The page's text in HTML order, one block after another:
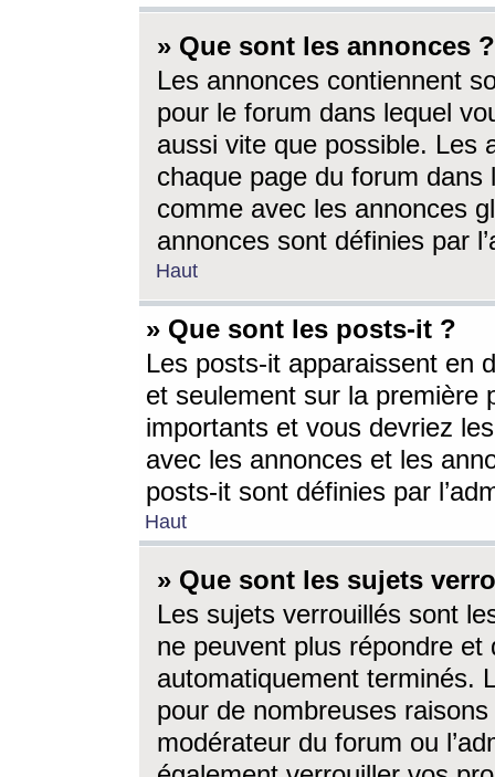
» Que sont les annonces ?
Les annonces contiennent
pour le forum dans lequel
aussi vite que possible. Les
chaque page du forum dans
comme avec les annonces
annonces sont définies par
Haut
» Que sont les posts-it ?
Les posts-it apparaissent en
et seulement sur la première
importants et vous devriez
avec les annonces et les
posts-it sont définies par
Haut
» Que sont les sujets
Les sujets verrouillés sont
ne peuvent plus répondre
automatiquement terminés.
pour de nombreuses
modérateur du forum ou